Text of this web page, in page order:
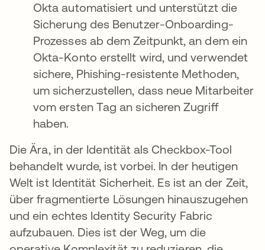
Okta automatisiert und unterstützt die
Sicherung des Benutzer-Onboarding-
Prozesses ab dem Zeitpunkt, an dem ein
Okta-Konto erstellt wird, und verwendet
sichere, Phishing-resistente Methoden,
um sicherzustellen, dass neue Mitarbeiter
vom ersten Tag an sicheren Zugriff
haben.
Die Ära, in der Identität als Checkbox-Tool
behandelt wurde, ist vorbei. In der heutigen
Welt ist Identität Sicherheit. Es ist an der Zeit,
über fragmentierte Lösungen hinauszugehen
und ein echtes Identity Security Fabric
aufzubauen. Dies ist der Weg, um die